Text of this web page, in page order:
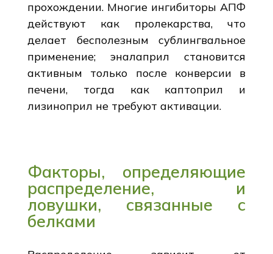
прохождении. Многие ингибиторы АПФ
действуют как пролекарства, что
делает бесполезным сублингвальное
применение; эналаприл становится
активным только после конверсии в
печени, тогда как каптоприл и
лизиноприл не требуют активации.
Факторы, определяющие
распределение, и
ловушки, связанные с
белками